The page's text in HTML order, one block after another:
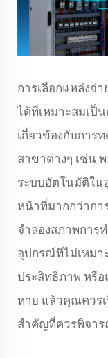
การเลือกแหล่งจ่
ได้ที่เหมาะสมเป็
เกี่ยวข้องกับการ
สาขาต่างๆ เช่น
ระบบอัตโนมัติใน
หน้าที่มากกว่ากา
จำลองสภาพการ
อุปกรณ์ที่ไม่เหมา
ประสิทธิภาพ หรื
หาย แล้วคุณควร
สำคัญที่ควรพิจา